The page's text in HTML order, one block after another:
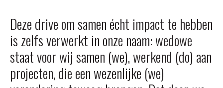
Deze drive om samen écht impact te hebben
is zelfs verwerkt in onze naam: wedowe
staat voor wij samen (we), werkend (do) aan
projecten, die een wezenlijke (we)